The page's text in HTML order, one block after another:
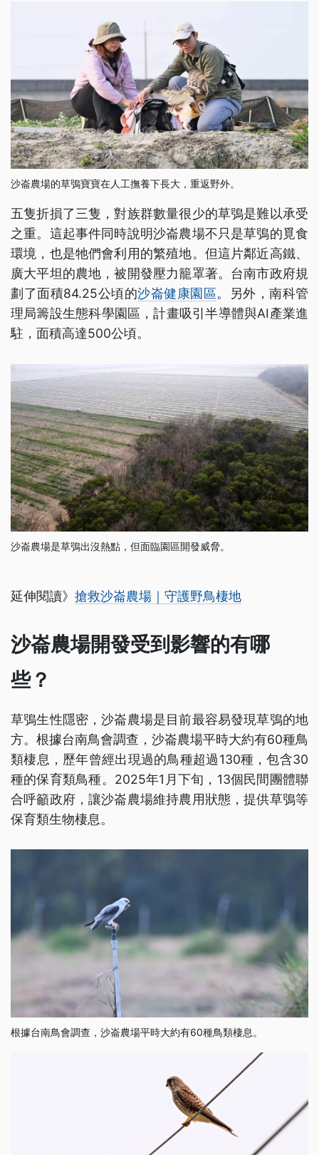
沙崙農場的草鴞寶寶在人工撫養下長大，重返野外。
五隻折損了三隻，對族群數量很少的草鴞是難以承受
之重。這起事件同時說明沙崙農場不只是草鴞的覓食
環境，也是牠們會利用的繁殖地。但這片鄰近高鐵、
廣大平坦的農地，被開發壓力籠罩著。台南市政府規
劃了面積84.25公頃的沙崙健康園區。另外，南科管
理局籌設生態科學園區，計畫吸引半導體與AI產業進
駐，面積高達500公頃。
沙崙農場是草鴞出沒熱點，但面臨園區開發威脅。
延伸閱讀》 搶救沙崙農場｜守護野鳥棲地
沙崙農場開發受到影響的有哪
些？
草鴞生性隱密，沙崙農場是目前最容易發現草鴞的地
方。根據台南鳥會調查，沙崙農場平時大約有60種鳥
類棲息，歷年曾經出現過的鳥種超過130種，包含30
種的保育類鳥種。2025年1月下旬，13個民間團體聯
合呼籲政府，讓沙崙農場維持農用狀態，提供草鴞等
保育類生物棲息。
根據台南鳥會調查，沙崙農場平時大約有60種鳥類棲息。